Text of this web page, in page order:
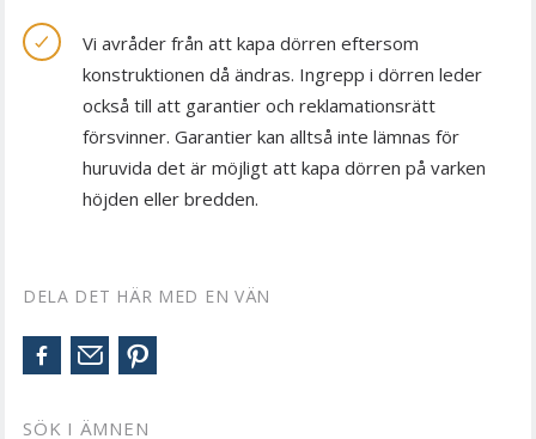
Vi avråder från att kapa dörren eftersom
konstruktionen då ändras. Ingrepp i dörren leder
också till att garantier och reklamationsrätt
försvinner. Garantier kan alltså inte lämnas för
huruvida det är möjligt att kapa dörren på varken
höjden eller bredden.
DELA DET HÄR MED EN VÄN
SÖK I ÄMNEN